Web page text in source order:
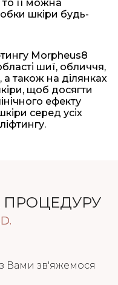
її можна
шкіри будь-
Morpheus8
шиї, обличчя,
а також на ділянках
щоб досягти
ефекту
серед усіх
ПРОЦЕДУРУ
з Вами зв'яжемося